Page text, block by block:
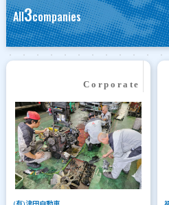
All3companies